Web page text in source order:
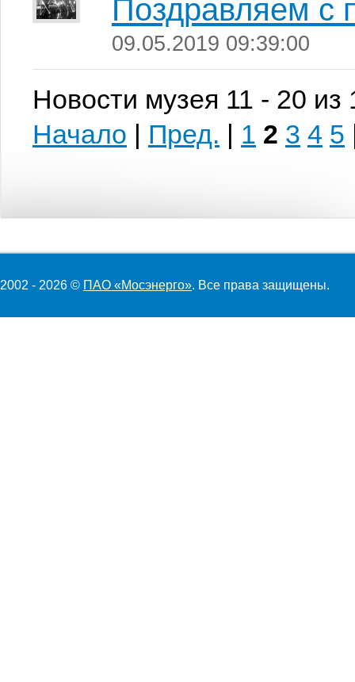
Поздравляем с
09.05.2019 09:39:00
Новости музея 11 - 20 из
Начало | Пред. | 1 2 3 4 5
2002 - 2026 © ПАО «Мосэнерго». Все права защищены.